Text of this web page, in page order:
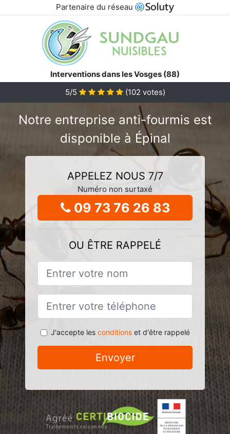
Partenaire du réseau
Interventions dans les Vosges (88)
5/5
(102 votes)
Notre entreprise anti-fourmis est
disponible à Épinal
APPELEZ NOUS 7/7
Numéro non surtaxé
09 73 76 26 83
OU ÊTRE RAPPELÉ
J'accepte les conditionset d'être rappelé
Envoyer